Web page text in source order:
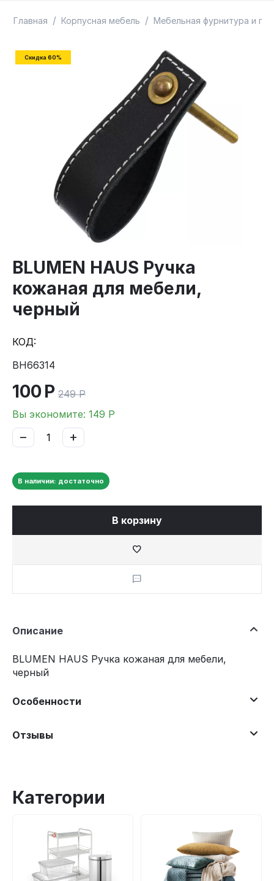
Главная / Корпусная мебель / Мебельная фурнитура и пр
Скидка 60%
BLUMEN HAUS Ручка
кожаная для мебели,
черный
КОД:
BH66314
100Р 249 Р
Вы экономите: 149 Р
+
−
В наличии: достаточно
В корзину
Описание
BLUMEN HAUS Ручка кожаная для мебели,
черный
Особенности
Отзывы
Категории